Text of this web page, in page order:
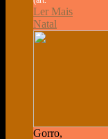
Ler Mais
Natal
Gorro,